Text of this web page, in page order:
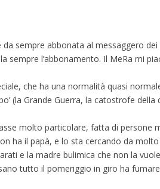
sempre abbonata al messaggero
sempre l’abbonamento. Il MeRa mi
che ha una normalità quasi
(la Grande Guerra, la catostrofe
molto particolare, fatta di persone
ha il papà, e lo sta cercando da
e la madre bulimica che non la
tutto il pomeriggio in giro ha